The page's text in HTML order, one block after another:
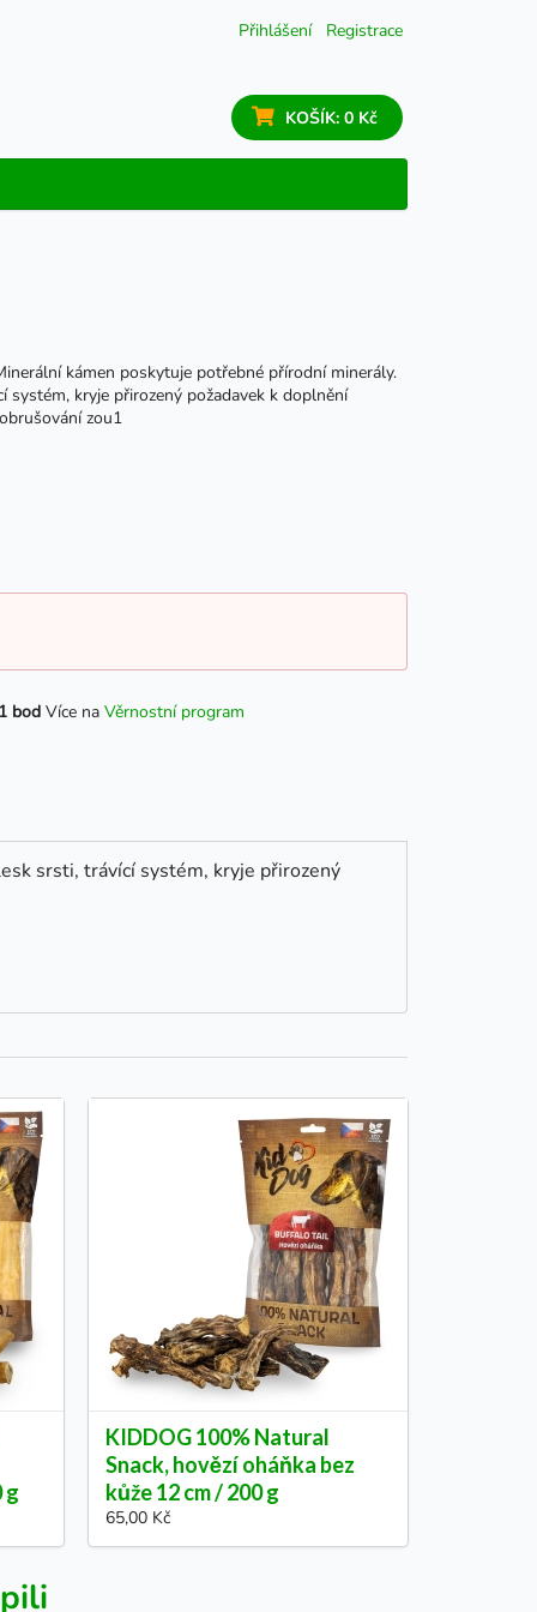
Přihlášení Registrace
KOŠÍK: 0 Kč
kámen poskytuje potřebné přírodní minerály.
systém, kryje přirozený požadavek k doplnění
zou1
1 bod Více na Věrnostní program
srsti, trávící systém, kryje přirozený
g
KIDDOG 100% Natural
Snack, hovězí oháňka bez
kůže 12 cm / 200 g
65,00 Kč